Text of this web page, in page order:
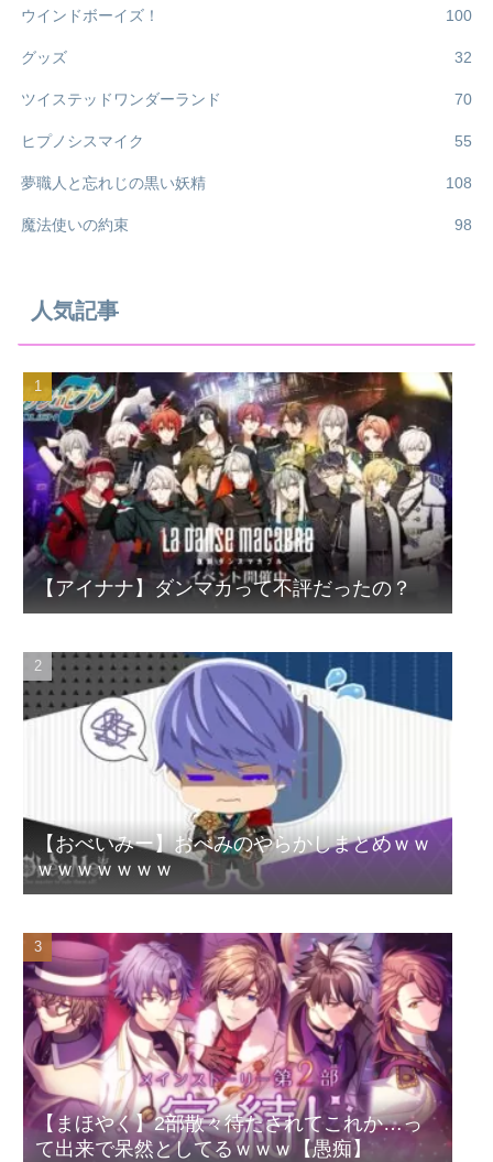
ウインドボーイズ！ 100
グッズ 32
ツイステッドワンダーランド 70
ヒプノシスマイク 55
夢職人と忘れじの黒い妖精 108
魔法使いの約束 98
人気記事
【アイナナ】ダンマカって不評だったの？
【おべいみー】おべみのやらかしまとめｗｗ
ｗｗｗｗｗｗｗ
【まほやく】2部散々待たされてこれか…っ
て出来で呆然としてるｗｗｗ【愚痴】